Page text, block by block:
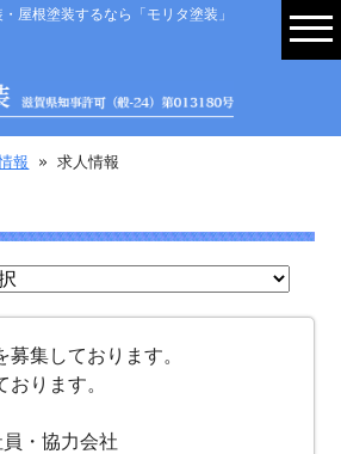
根塗装するなら「モリタ塗装」
報 » 求人情報
集しております。
ります。
・協力会社